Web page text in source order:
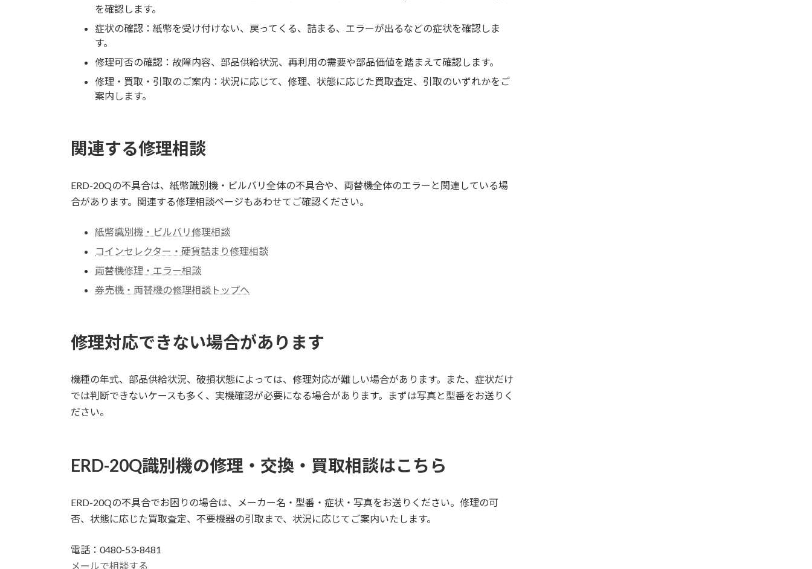
を確認します。
症状の確認：紙幣を受け付けない、戻ってくる、詰まる、エラーが出るなどの症状を確認しま
す。
修理可否の確認：故障内容、部品供給状況、再利用の需要や部品価値を踏まえて確認します。
修理・買取・引取のご案内：状況に応じて、修理、状態に応じた買取査定、引取のいずれかをご
案内します。
関連する修理相談
ERD-20Qの不具合は、紙幣識別機・ビルバリ全体の不具合や、両替機全体のエラーと関連している場
合があります。関連する修理相談ページもあわせてご確認ください。
紙幣識別機・ビルバリ修理相談
コインセレクター・硬貨詰まり修理相談
両替機修理・エラー相談
券売機・両替機の修理相談トップへ
修理対応できない場合があります
機種の年式、部品供給状況、破損状態によっては、修理対応が難しい場合があります。また、症状だけ
では判断できないケースも多く、実機確認が必要になる場合があります。まずは写真と型番をお送りく
ださい。
ERD-20Q識別機の修理・交換・買取相談はこちら
ERD-20Qの不具合でお困りの場合は、メーカー名・型番・症状・写真をお送りください。修理の可
否、状態に応じた買取査定、不要機器の引取まで、状況に応じてご案内いたします。
電話：0480-53-8481
メールで相談する